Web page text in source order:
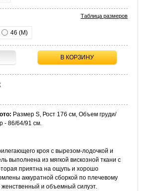
Таблица размеров
46 (M)
В КОРЗИНУ
Размер S, Рост 176 см, Объем груди/
- 86/64/91 см.
кроя с вырезом-лодочкой и
выполнена из мягкой вискозной ткани с
приятна на ощупь и хорошо
аккуратной сборкой по плечевому
и объемный силуэт.